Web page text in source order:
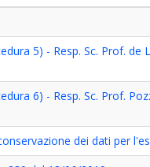
5) - Resp. Sc. Prof. de
6) - Resp. Sc. Prof.
dei dati per